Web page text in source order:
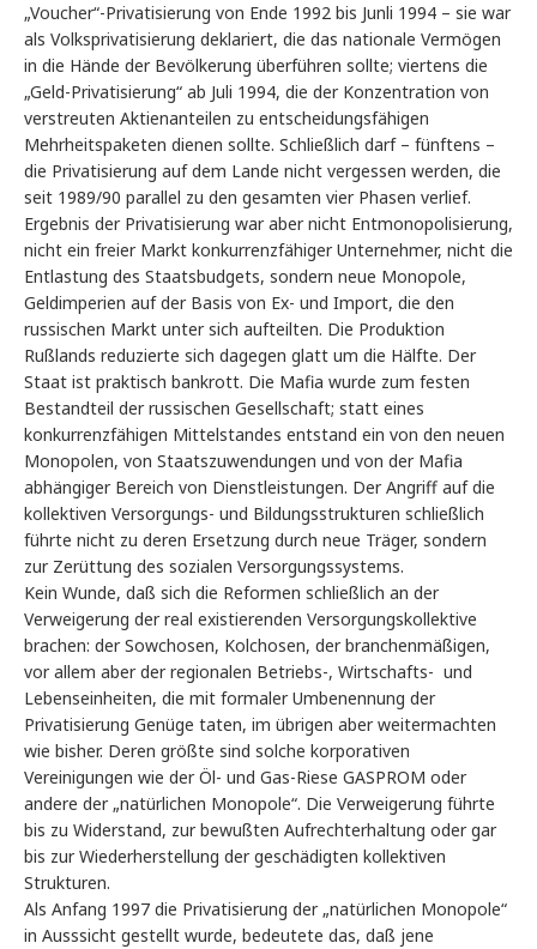
„Voucher“-Privatisierung von Ende 1992 bis Junli 1994 – sie war
als Volksprivatisierung deklariert, die das nationale Vermögen
in die Hände der Bevölkerung überführen sollte; viertens die
„Geld-Privatisierung“ ab Juli 1994, die der Konzentration von
verstreuten Aktienanteilen zu entscheidungsfähigen
Mehrheitspaketen dienen sollte. Schließlich darf – fünftens –
die Privatisierung auf dem Lande nicht vergessen werden, die
seit 1989/90 parallel zu den gesamten vier Phasen verlief.
Ergebnis der Privatisierung war aber nicht Entmonopolisierung,
nicht ein freier Markt konkurrenzfähiger Unternehmer, nicht die
Entlastung des Staatsbudgets, sondern neue Monopole,
Geldimperien auf der Basis von Ex- und Import, die den
russischen Markt unter sich aufteilten. Die Produktion
Rußlands reduzierte sich dagegen glatt um die Hälfte. Der
Staat ist praktisch bankrott. Die Mafia wurde zum festen
Bestandteil der russischen Gesellschaft; statt eines
konkurrenzfähigen Mittelstandes entstand ein von den neuen
Monopolen, von Staatszuwendungen und von der Mafia
abhängiger Bereich von Dienstleistungen. Der Angriff auf die
kollektiven Versorgungs- und Bildungsstrukturen schließlich
führte nicht zu deren Ersetzung durch neue Träger, sondern
zur Zerüttung des sozialen Versorgungssystems.
Kein Wunde, daß sich die Reformen schließlich an der
Verweigerung der real existierenden Versorgungskollektive
brachen: der Sowchosen, Kolchosen, der branchenmäßigen,
vor allem aber der regionalen Betriebs-, Wirtschafts- und
Lebenseinheiten, die mit formaler Umbenennung der
Privatisierung Genüge taten, im übrigen aber weitermachten
wie bisher. Deren größte sind solche korporativen
Vereinigungen wie der Öl- und Gas-Riese GASPROM oder
andere der „natürlichen Monopole“. Die Verweigerung führte
bis zu Widerstand, zur bewußten Aufrechterhaltung oder gar
bis zur Wiederherstellung der geschädigten kollektiven
Strukturen.
Als Anfang 1997 die Privatisierung der „natürlichen Monopole“
in Ausssicht gestellt wurde, bedeutete das, daß jene